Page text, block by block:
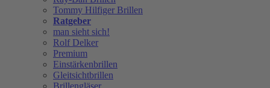
Tommy Hilfiger Brillen
Ratgeber
man sieht sich!
Rolf Delker
Premium
Einstärkenbrillen
Gleitsichtbrillen
Brillengläser